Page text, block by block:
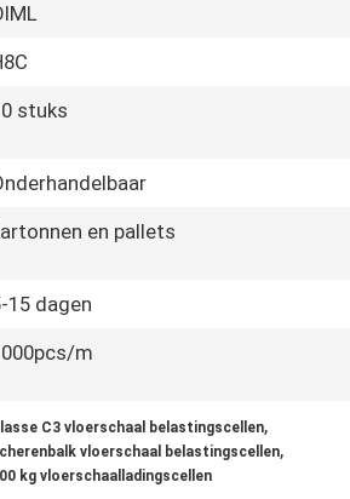
stuks
en pallets
15 dagen
m
C3 vloerschaal belastingscellen,
vloerschaal belastingscellen,
kg vloerschaalladingscellen